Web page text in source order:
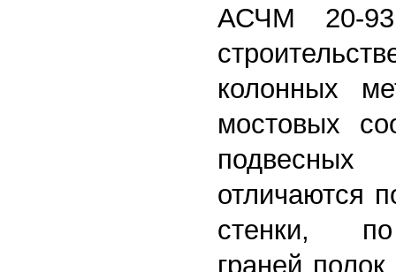
АСЧМ 20-
колонных
мостовых
отличаются
стенки,
граней